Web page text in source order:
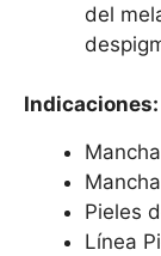
del
Indicaciones:
Pieles
Línea